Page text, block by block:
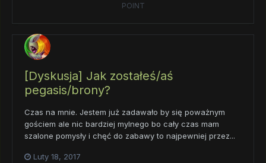
POINT
[Dyskusja] Jak zostałeś/aś
pegasis/brony?
Czas na mnie. Jestem już zadawało by się poważnym
gościem ale nic bardziej mylnego bo cały czas mam
szalone pomysły i chęć do zabawy to najpewniej przez...
Luty 18, 2017